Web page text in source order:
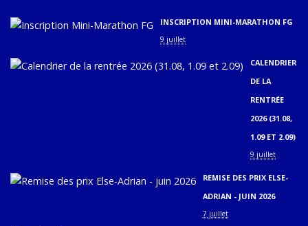
INSCRIPTION MINI-MARATHON FG
9 juillet
CALENDRIER
DE LA
RENTRÉE
2026 (31.08,
1.09 ET 2.09)
9 juillet
REMISE DES PRIX ELSE-
ADRIAN - JUIN 2026
7 juillet